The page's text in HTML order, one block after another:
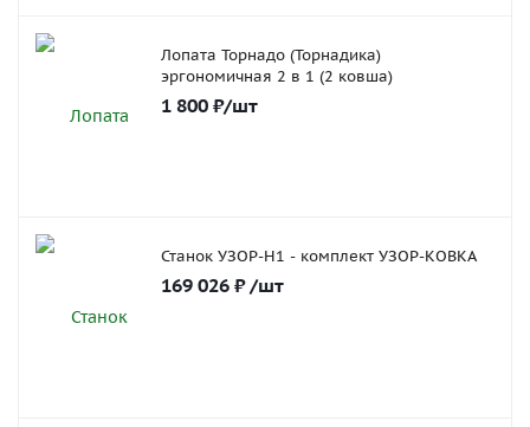
Лопата Торнадо (Торнадика)
эргономичная 2 в 1 (2 ковша)
1 800 ₽/шт
Станок УЗОР-Н1 - комплект УЗОР-КОВКА
169 026 ₽ /шт